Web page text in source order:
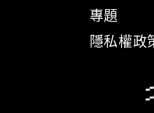
專題
隱私權政